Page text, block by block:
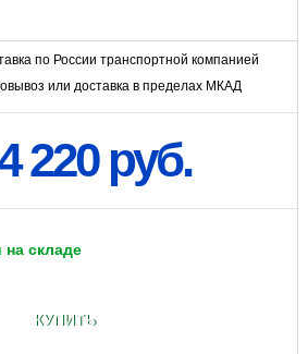
по России транспортной компанией
или доставка в пределах МКАД
220 руб.
складе
КУПИТЬ